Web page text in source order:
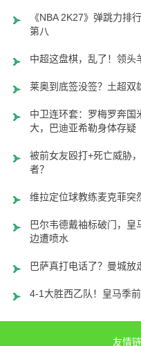
《NBA 2K27》弹跳力排
第八
中超这盘棋，乱了！领头
莱奥到底签没签？土超双
中卫连环套：罗梅罗奔国
大，巴迪亚希勒身体存疑
被前女友殴打+死亡威胁
者？
维拉定位球教练麦克菲突
巴尔韦德戴袖标破门，皇
边遭喷水
巴萨真打电话了？曼城放
4-1大胜西乙队！皇马季
友情